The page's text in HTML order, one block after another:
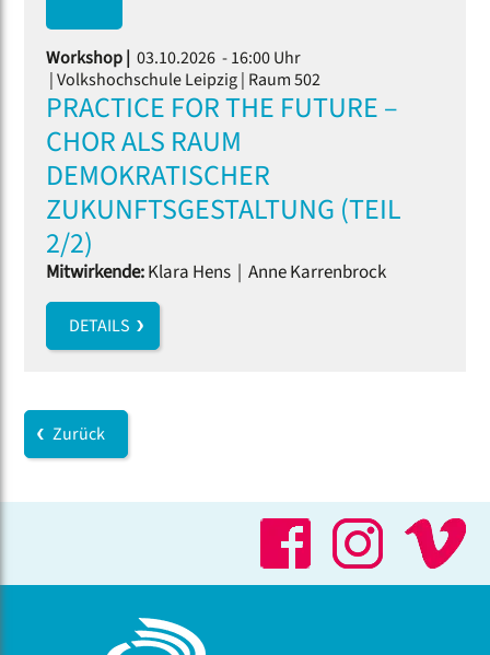
Workshop | 03.10.2026 - 16:00 Uhr
| Volkshochschule Leipzig | Raum 502
PRACTICE FOR THE FUTURE –
CHOR ALS RAUM
DEMOKRATISCHER
ZUKUNFTSGESTALTUNG (TEIL
2/2)
Mitwirkende:Klara Hens | Anne Karrenbrock
DETAILS
Zurück